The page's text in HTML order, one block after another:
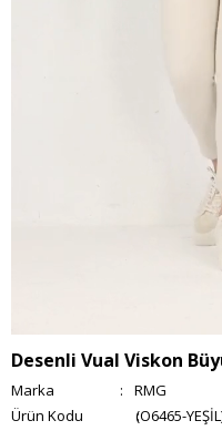
Desenli Vual Viskon
Marka :
RMG
(O6465-